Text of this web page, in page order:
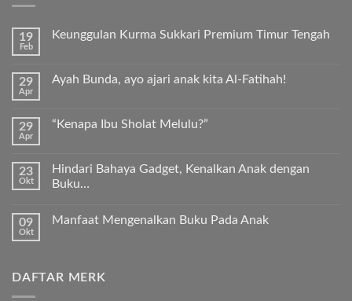
19
Feb
Keunggulan Kurma Sukkari Premium Timur Tengah
pada
Premium
29
Apr
Ayah Bunda, ayo ajari anak kita Al-Fatihah!
pada
ajari
kita
29
Apr
“Kenapa Ibu Sholat Melulu?”
pada
“Kenapa
23
Okt
Hindari Bahaya Gadget, Kenalkan Anak dengan
Buku…
komentar
Kenalkan
Anak
09
Okt
Manfaat Mengenalkan Buku Pada Anak
Manfaat
DAFTAR MERK